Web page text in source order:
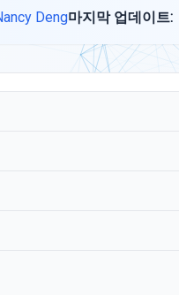
Deng마지막 업데이트: